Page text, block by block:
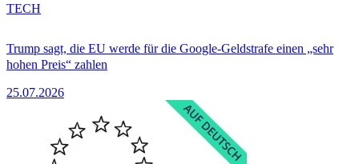
Trump sagt, die EU werde für die Google-Geldstrafe einen „sehr
hohen Preis“ zahlen
25.07.2026
TECH